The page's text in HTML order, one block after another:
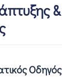
&
Οδηγός